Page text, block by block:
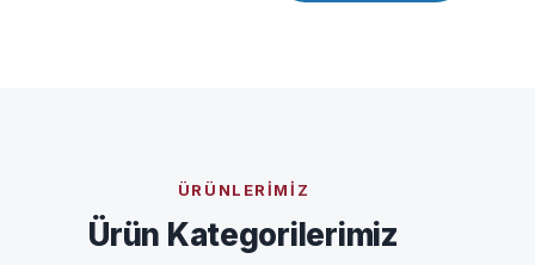
ÜRÜNLERIMIZ
Ürün Kategorilerimiz